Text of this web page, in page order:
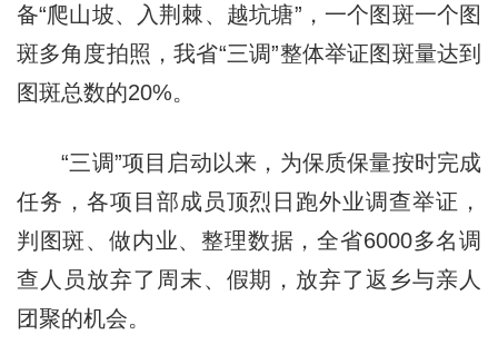
备“爬山坡、入荆棘、越坑塘”，一个图斑一个图
斑多角度拍照，我省“三调”整体举证图斑量达到
图斑总数的20%。
“三调”项目启动以来，为保质保量按时完成
任务，各项目部成员顶烈日跑外业调查举证，
判图斑、做内业、整理数据，全省6000多名调
查人员放弃了周末、假期，放弃了返乡与亲人
团聚的机会。